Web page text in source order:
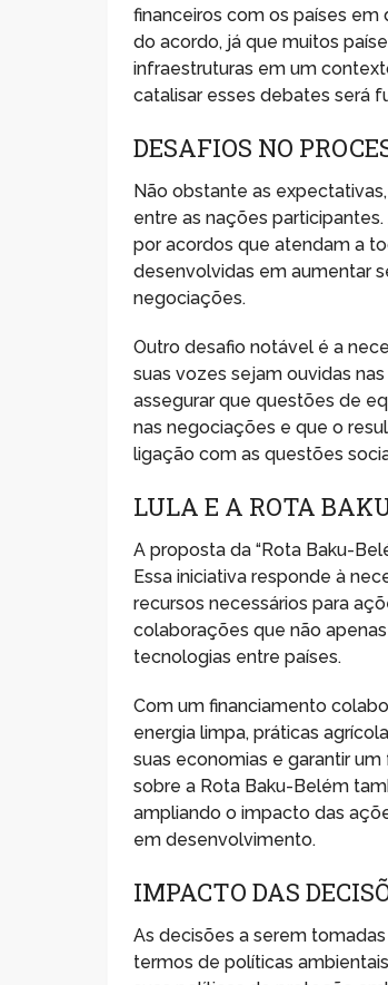
financeiros com os países
do acordo, já que muitos
infraestruturas em um
catalisar esses debates será
DESAFIOS NO
Não obstante as
entre as nações
por acordos que atendam a
desenvolvidas em aumentar
negociações.
Outro desafio notável é a
suas vozes sejam ouvidas
assegurar que questões de
nas negociações e que o
ligação com as questões
LULA E A ROTA
A proposta da “Rota Baku-
Essa iniciativa responde à
recursos necessários para
colaborações que não
tecnologias entre países.
Com um financiamento
energia limpa, práticas
suas economias e garantir
sobre a Rota Baku-Belém
ampliando o impacto das
em desenvolvimento.
IMPACTO DAS
As decisões a serem
termos de políticas